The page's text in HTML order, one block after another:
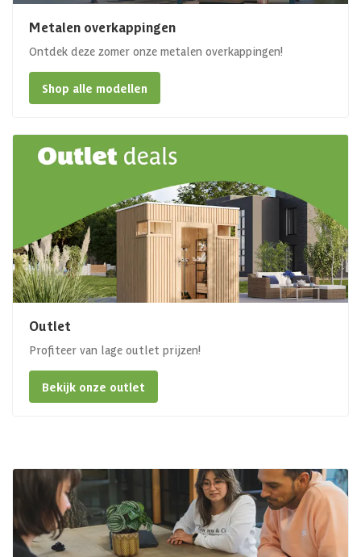
Metalen overkappingen
Ontdek deze zomer onze metalen overkappingen!
Shop alle modellen
Outlet
Profiteer van lage outlet prijzen!
Bekijk onze outlet